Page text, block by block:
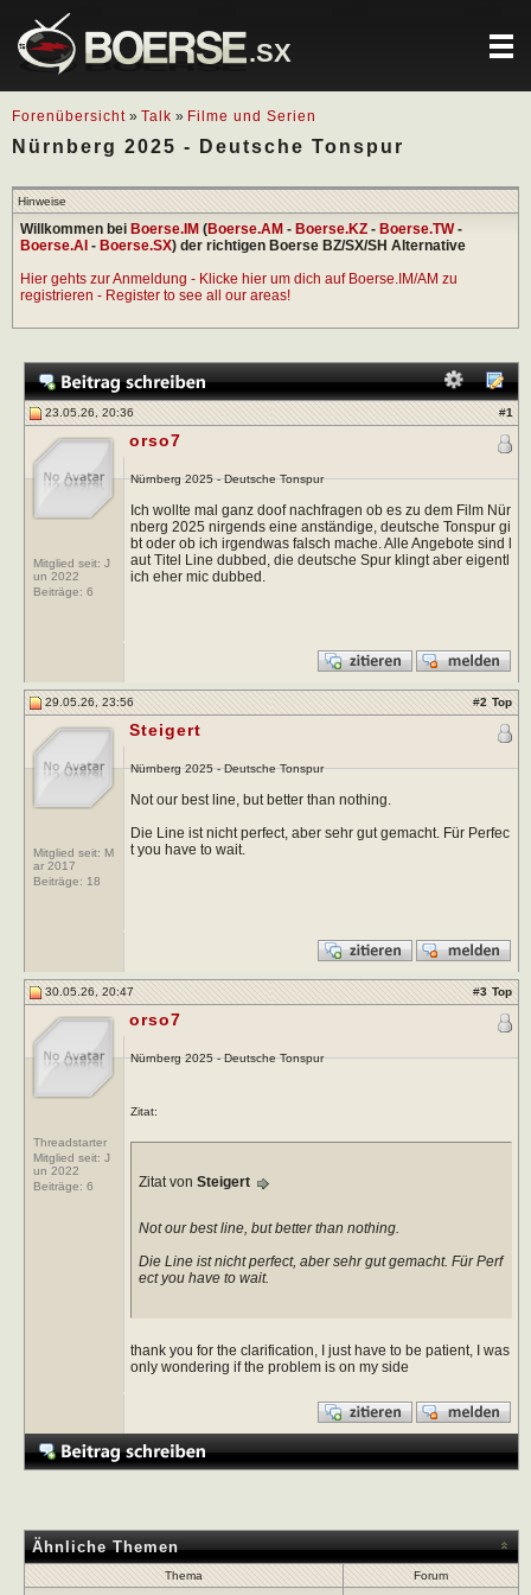
.SX
Forenübersicht » Talk » Filme und Serien
Nürnberg 2025 - Deutsche Tonspur
Hinweise
Willkommen bei Boerse.IM (Boerse.AM - Boerse.KZ - Boerse.TW-
Boerse.AI - Boerse.SX) der richtigen Boerse BZ/SX/SH Alternative
Hier gehts zur Anmeldung - Klicke hier um dich auf Boerse.IM/AM zu
registrieren - Register to see all our areas!
23.05.26, 20:36 #1
Mitglied seit: J
un 2022
Beiträge: 6
orso7
Nürnberg 2025 - Deutsche Tonspur
Ich wollte mal ganz doof nachfragen ob es zu dem Film Nür
nberg 2025 nirgends eine anständige, deutsche Tonspur gi
bt oder ob ich irgendwas falsch mache. Alle Angebote sind l
aut Titel Line dubbed, die deutsche Spur klingt aber eigentl
ich eher mic dubbed.
29.05.26, 23:56 #2 Top
Mitglied seit: M
ar 2017
Beiträge: 18
Steigert
Nürnberg 2025 - Deutsche Tonspur
Not our best line, but better than nothing.
Die Line ist nicht perfect, aber sehr gut gemacht. Für Perfec
t you have to wait.
30.05.26, 20:47 #3 Top
Threadstarter
Mitglied seit: J
un 2022
Beiträge: 6
orso7
Nürnberg 2025 - Deutsche Tonspur
Zitat:
Zitat von Steigert
Not our best line, but better than nothing.
Die Line ist nicht perfect, aber sehr gut gemacht. Für Perf
ect you have to wait.
thank you for the clarification, I just have to be patient, I was
only wondering if the problem is on my side
Ähnliche Themen
Thema
Forum